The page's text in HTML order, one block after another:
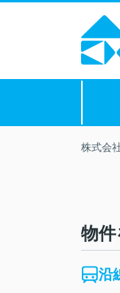
株式会
物
沿